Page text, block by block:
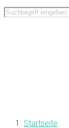
Startseite